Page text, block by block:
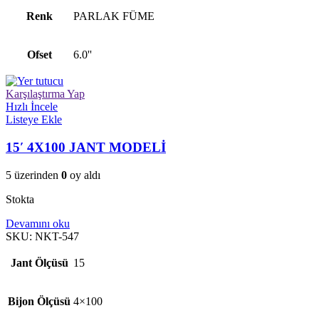
Renk PARLAK FÜME
Ofset 6.0''
Karşılaştırma Yap
Hızlı İncele
Listeye Ekle
15′ 4X100 JANT MODELİ
5 üzerinden 0 oy aldı
Stokta
Devamını oku
SKU: NKT-547
Jant Ölçüsü 15
Bijon Ölçüsü 4×100